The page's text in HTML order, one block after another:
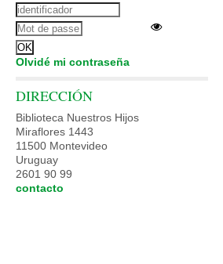
Olvidé mi contraseña
DIRECCIÓN
Biblioteca Nuestros Hijos
Miraflores 1443
11500 Montevideo
Uruguay
2601 90 99
contacto